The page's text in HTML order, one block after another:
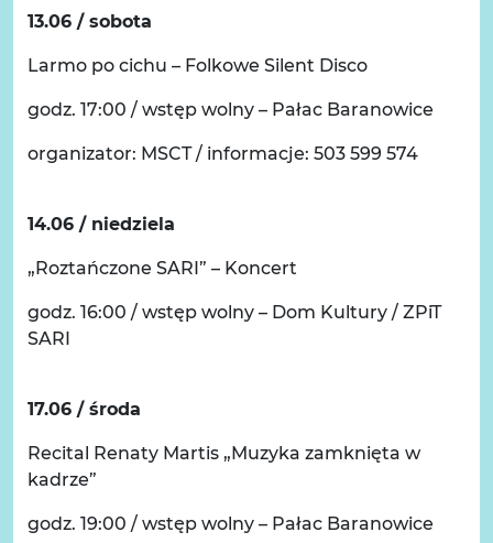
13.06 / sobota
Larmo po cichu – Folkowe Silent Disco
godz. 17:00 / wstęp wolny – Pałac Baranowice
organizator: MSCT / informacje: 503 599 574
14.06 / niedziela
„Roztańczone SARI” – Koncert
godz. 16:00 / wstęp wolny – Dom Kultury / ZPiT
SARI
17.06 / środa
Recital Renaty Martis „Muzyka zamknięta w
kadrze”
godz. 19:00 / wstęp wolny – Pałac Baranowice